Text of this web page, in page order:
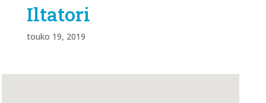
Iltatori
touko 19, 2019